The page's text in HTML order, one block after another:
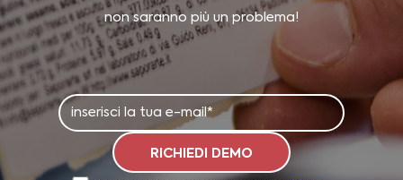
non saranno più un problema!